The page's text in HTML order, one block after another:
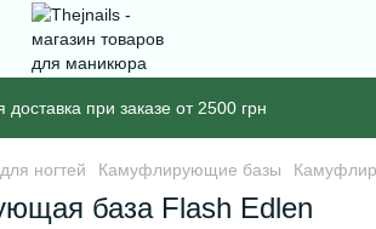
доставка при заказе от 2500 грн
ногтей Камуфлирующие базы
база Flash Edlen